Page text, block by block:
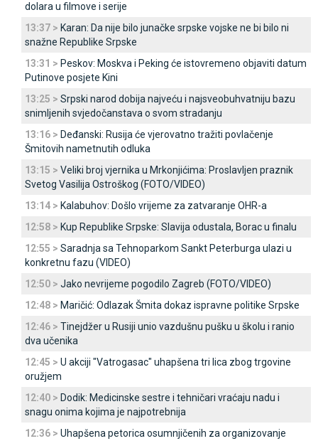
dolara u filmove i serije
13:37 > Karan: Da nije bilo junačke srpske vojske ne bi bilo ni
snažne Republike Srpske
13:31 > Peskov: Moskva i Peking će istovremeno objaviti datum
Putinove posjete Kini
13:25 > Srpski narod dobija najveću i najsveobuhvatniju bazu
snimljenih svjedočanstava o svom stradanju
13:16 > Deđanski: Rusija će vjerovatno tražiti povlačenje
Šmitovih nametnutih odluka
13:15 > Veliki broj vjernika u Mrkonjićima: Proslavljen praznik
Svetog Vasilija Ostroškog (FOTO/VIDEO)
13:14 > Kalabuhov: Došlo vrijeme za zatvaranje OHR-a
12:58 > Kup Republike Srpske: Slavija odustala, Borac u finalu
12:55 > Saradnja sa Tehnoparkom Sankt Peterburga ulazi u
konkretnu fazu (VIDEO)
12:50 > Јako nevrijeme pogodilo Zagreb (FOTO/VIDEO)
12:48 > Maričić: Odlazak Šmita dokaz ispravne politike Srpske
12:46 > Tinejdžer u Rusiji unio vazdušnu pušku u školu i ranio
dva učenika
12:45 > U akciji "Vatrogasac" uhapšena tri lica zbog trgovine
oružjem
12:40 > Dodik: Medicinske sestre i tehničari vraćaju nadu i
snagu onima kojima je najpotrebnija
12:36 > Uhapšena petorica osumnjičenih za organizovanje